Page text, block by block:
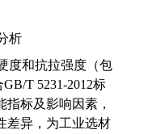
析
度和抗拉强度（包
T 5231-2012标
标及影响因素，
差异，为工业选材